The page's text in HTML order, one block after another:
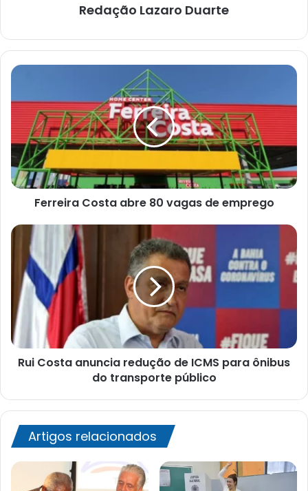
Redação Lazaro Duarte
Ferreira
abre
vagas
de
emprego
Ferreira Costa abre 80 vagas de emprego
Rui
Costa
anuncia
redução
de
ICMS
para
ônibus
do
transporte
Rui Costa anuncia redução de ICMS para ônibus
do transporte público
Artigos relacionados